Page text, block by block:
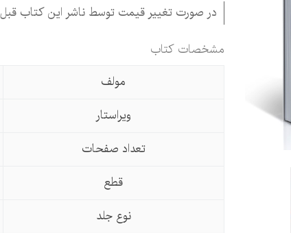
در صورت تغییر قیمت توسط ناشر این کتاب
مشخصات كتاب
مولف
ویراستار
تعداد صفحات
قطع
نوع جلد